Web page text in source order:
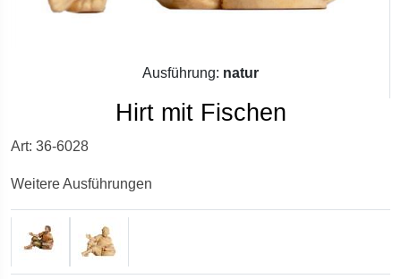
Ausführung: natur
Hirt mit Fischen
Art: 36-6028
Weitere Ausführungen